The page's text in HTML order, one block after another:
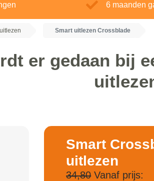
6 maanden
Smart uitlezen Crossblade
er gedaan bij
Smart
uitlezen
34,80Vanaf prijs: